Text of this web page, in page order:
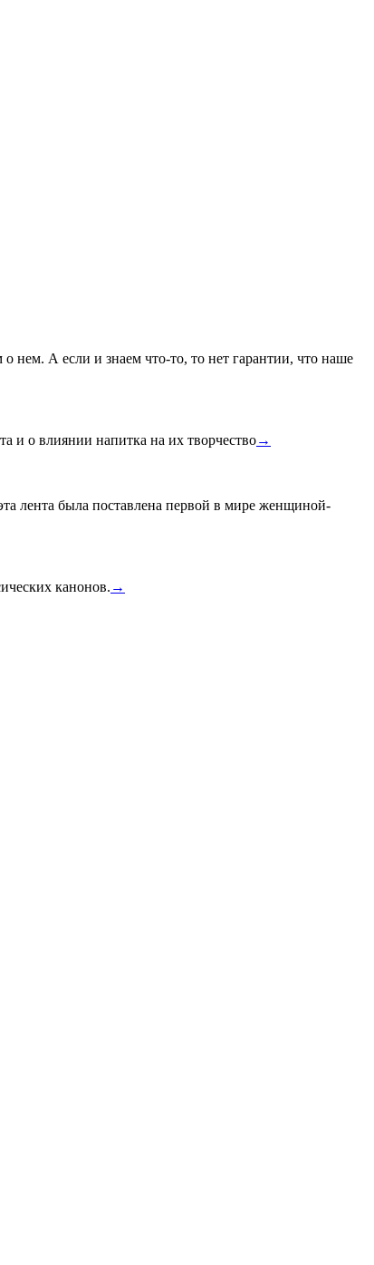
нем. А если и знаем что-то, то нет гарантии, что наше
и о влиянии напитка на их творчество→
лента была поставлена первой в мире женщиной-
канонов. →